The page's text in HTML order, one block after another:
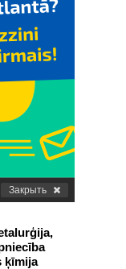
Закрыть
ķīmija